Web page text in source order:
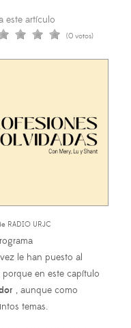
este artículo
(0 votos)
RADIO URJC
le han puesto al
en este capítulo
, aunque como
temas.